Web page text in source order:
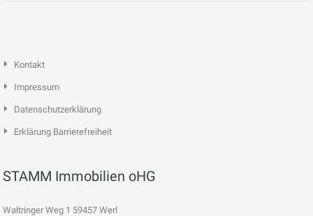
Kontakt
Impressum
Datenschutzerklärung
Erklärung Barrierefreiheit
STAMM Immobilien oHG
Waltringer Weg 1 59457 Werl